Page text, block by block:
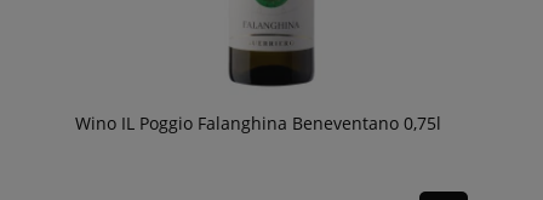
Wino IL Poggio Falanghina Beneventano 0,75l